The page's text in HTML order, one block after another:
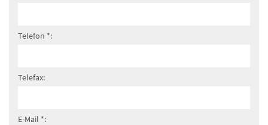
Telefon *:
Telefax:
E-Mail *: